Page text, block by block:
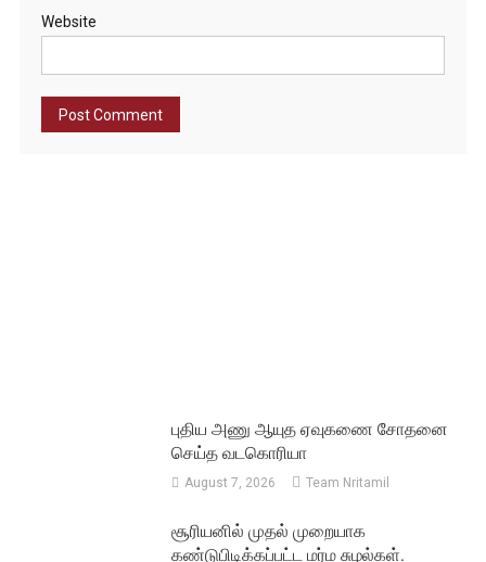
Website
புதிய அணு ஆயுத ஏவுகணை சோதனை
செய்த வடகொரியா
August 7, 2026 Team Nritamil
சூரியனில் முதல் முறையாக
கண்டுபிடிக்கப்பட்ட மர்ம சுழல்கள்.